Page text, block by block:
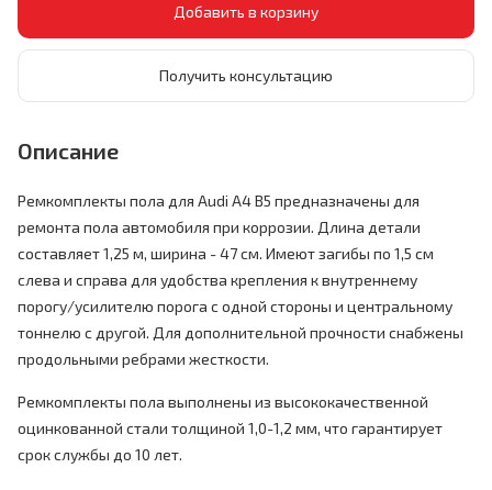
Получить консультацию
Описание
Ремкомплекты пола для Audi A4 B5 предназначены для
ремонта пола автомобиля при коррозии. Длина детали
составляет 1,25 м, ширина - 47 см. Имеют загибы по 1,5 см
слева и справа для удобства крепления к внутреннему
порогу/усилителю порога с одной стороны и центральному
тоннелю с другой. Для дополнительной прочности снабжены
продольными ребрами жесткости.
Ремкомплекты пола выполнены из высококачественной
оцинкованной стали толщиной 1,0-1,2 мм, что гарантирует
срок службы до 10 лет.